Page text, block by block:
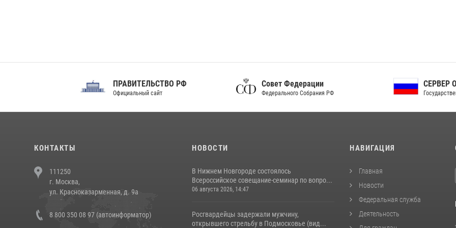
ПРАВИТЕЛЬСТВО РФ
Официальный сайт
Совет Федерации
Федерального Собрания РФ
СЕРВЕР ОРГАНОВ
Государственной власти РФ
КОНТАКТЫ
111250
г. Москва,
ул. Красноказарменная, д. 9а
8 800 350 08 97 (автоинформатор)
НОВОСТИ
В Нижнем Новгороде состоялось
Всероссийское совещание-семинар по вопро...
06 августа 2026, 14:47
Росгвардейцы задержали мужчину,
открывшего стрельбу в Подмосковье (вид...
НАВИГАЦИЯ
Главная
Новости
Федеральная служба
Деятельность